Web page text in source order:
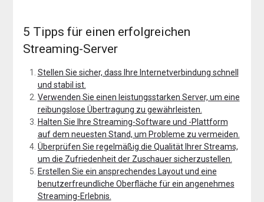
5 Tipps für einen erfolgreichen
Streaming-Server
Stellen Sie sicher, dass Ihre Internetverbindung schnell
und stabil ist.
Verwenden Sie einen leistungsstarken Server, um eine
reibungslose Übertragung zu gewährleisten.
Halten Sie Ihre Streaming-Software und -Plattform
auf dem neuesten Stand, um Probleme zu vermeiden.
Überprüfen Sie regelmäßig die Qualität Ihrer Streams,
um die Zufriedenheit der Zuschauer sicherzustellen.
Erstellen Sie ein ansprechendes Layout und eine
benutzerfreundliche Oberfläche für ein angenehmes
Streaming-Erlebnis.